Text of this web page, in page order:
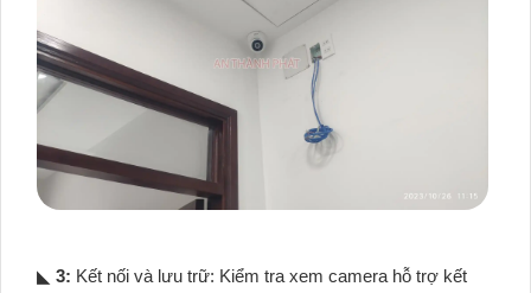
◣ 3: Kết nối và lưu trữ: Kiểm tra xem camera hỗ trợ kết